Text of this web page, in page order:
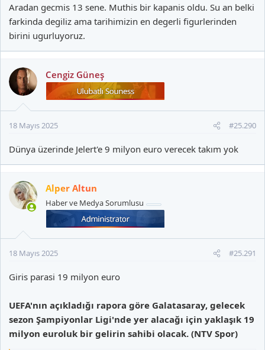
Aradan gecmis 13 sene. Muthis bir kapanis oldu. Su an belki
farkinda degiliz ama tarihimizin en degerli figurlerinden
birini ugurluyoruz.
Cengiz Güneş
18 Mayıs 2025 #25.290
Dünya üzerinde Jelert'e 9 milyon euro verecek takım yok
Alper Altun
Haber ve Medya Sorumlusu
18 Mayıs 2025 #25.291
Giris parasi 19 milyon euro
UEFA'nın açıkladığı rapora göre Galatasaray, gelecek
sezon Şampiyonlar Ligi'nde yer alacağı için yaklaşık 19
milyon euroluk bir gelirin sahibi olacak. (NTV Spor)